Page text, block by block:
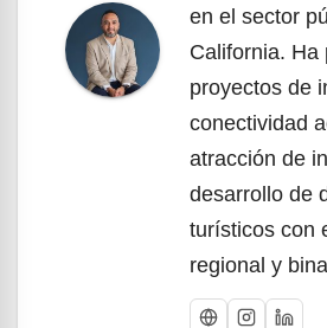
en el sector
California. Ha
proyectos de
conectividad
atracción de
desarrollo de
turísticos con
regional y